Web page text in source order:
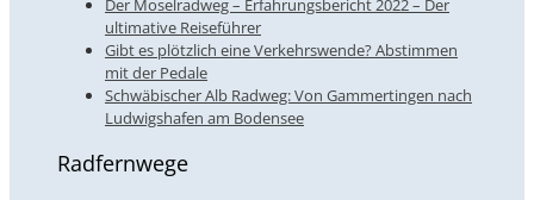
Der Moselradweg – Erfahrungsbericht 2022 – Der
ultimative Reiseführer
Gibt es plötzlich eine Verkehrswende? Abstimmen
mit der Pedale
Schwäbischer Alb Radweg: Von Gammertingen nach
Ludwigshafen am Bodensee
Radfernwege